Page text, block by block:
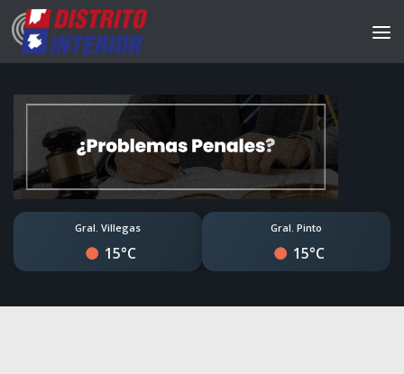
Gral. Villegas
15°C
Gral. Pinto
15°C